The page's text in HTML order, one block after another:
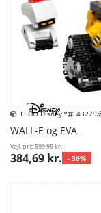
LEGO Disney™ 43279
WALL-E og EVA
Vejl. pris599,95 kr.
384,69 kr. - 36%